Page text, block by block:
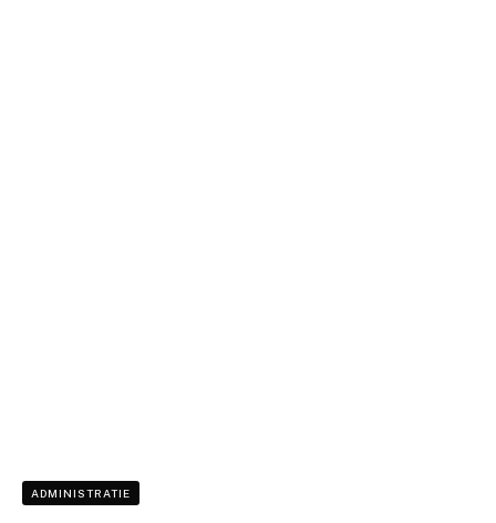
ADMINISTRATIE